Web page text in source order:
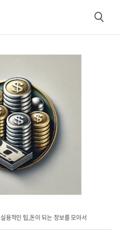
검
용적인 팁,돈이 되는 정보를 모아서